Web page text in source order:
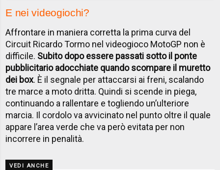
E nei videogiochi?
Affrontare in maniera corretta la prima curva del
Circuit Ricardo Tormo nel videogioco MotoGP non è
difficile. Subito dopo essere passati sotto il ponte
pubblicitario adocchiate quando scompare il muretto
dei box. È il segnale per attaccarsi ai freni, scalando
tre marce a moto dritta. Quindi si scende in piega,
continuando a rallentare e togliendo un’ulteriore
marcia. Il cordolo va avvicinato nel punto oltre il quale
appare l’area verde che va però evitata per non
incorrere in penalità.
VEDI ANCHE